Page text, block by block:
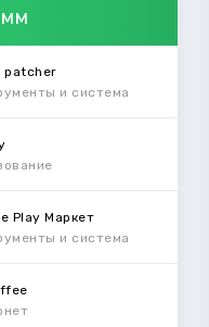
patcher
и система
Play Маркет
и система